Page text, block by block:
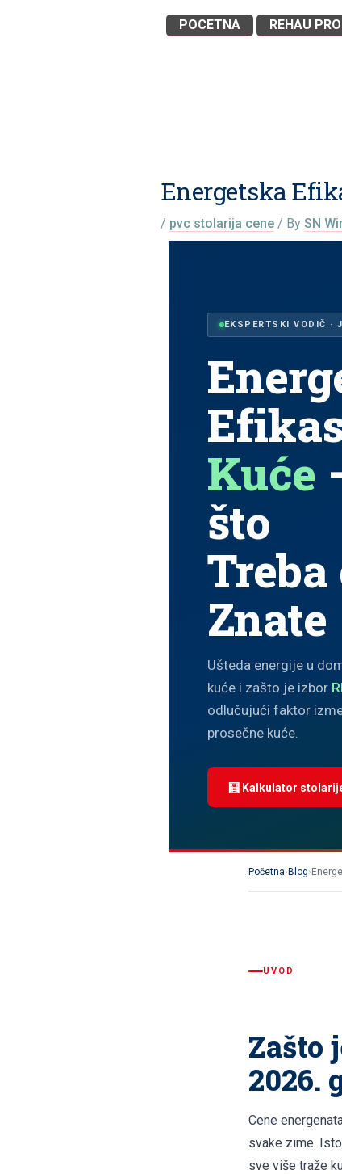
POCETNA REHAU
Energetska
/ pvc stolarija cene/ By SN
EKSPERTSKI VODIČ ·
Kuće
što
Treba
Znate
Ušteda energije u
kuće i zašto je izbor
odlučujući faktor
prosečne kuće.
🧮 Kalkulator
Početna›Blog›
UVOD
Zašto
2026.
Cene
svake zime.
sve više traže